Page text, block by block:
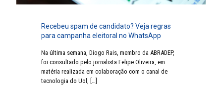
Recebeu spam de candidato? Veja regras
para campanha eleitoral no WhatsApp
Na última semana, Diogo Rais, membro da ABRADEP,
foi consultado pelo jornalista Felipe Oliveira, em
matéria realizada em colaboração com o canal de
tecnologia do Uol, […]